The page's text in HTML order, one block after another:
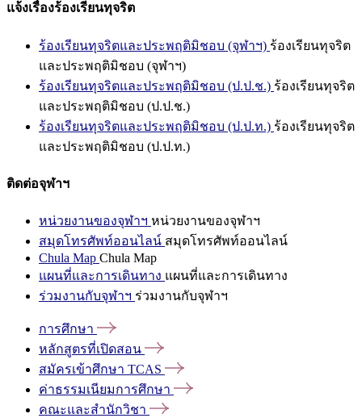
แจ้งเรื่องร้องเรียนทุจริต
ร้องเรียนทุจริตและประพฤติมิชอบ (จุฬาฯ) ร้องเรียนทุจริต
และประพฤติมิชอบ (จุฬาฯ)
ร้องเรียนทุจริตและประพฤติมิชอบ (ป.ป.ช.) ร้องเรียนทุจริต
และประพฤติมิชอบ (ป.ป.ช.)
ร้องเรียนทุจริตและประพฤติมิชอบ (ป.ป.ท.) ร้องเรียนทุจริต
และประพฤติมิชอบ (ป.ป.ท.)
ติดต่อจุฬาฯ
หน่วยงานของจุฬาฯ หน่วยงานของจุฬาฯ
สมุดโทรศัพท์ออนไลน์ สมุดโทรศัพท์ออนไลน์
Chula Map Chula Map
แผนที่และการเดินทาง แผนที่และการเดินทาง
ร่วมงานกับจุฬาฯ ร่วมงานกับจุฬาฯ
การศึกษา
หลักสูตรที่เปิดสอน
สมัครเข้าศึกษา TCAS
ค่าธรรมเนียมการศึกษา
คณะและสำนักวิชา